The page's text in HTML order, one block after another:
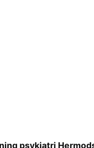
psykiatri